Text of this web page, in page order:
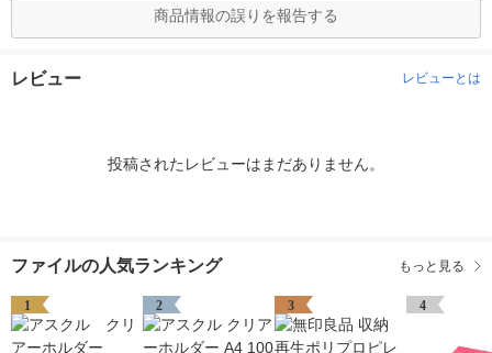
商品情報の誤りを報告する
レビュー レビューとは
投稿されたレビューはまだありません。
ファイルの人気ランキング もっと見る
1 2 3 4